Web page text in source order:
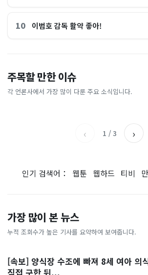
10 이범호 감독 활약 좋아!
주목할 만한 이슈
각 언론사에서 가장 많이 다룬 주요 소식입니다.
홈플러스, 2000억원으로 '시
간'을 샀다
비즈워치
왜?매일경제
[날씨] 오늘 밤 또 내린다...내
륙 중심 최대 150mm
졌다...국
‹ 1 / 3 ›
인기 검색어： 웹툰 웹하드 티비
가장 많이 본 뉴스
누적 조회수가 높은 기사를 요약하여 보여줍니다.
[속보] 양식장 수조에 빠져 8세 여아 의
직접 구한 뒤...